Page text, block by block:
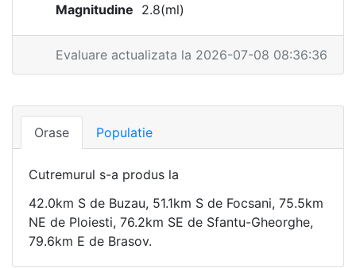
Magnitudine 2.8(ml)
Evaluare actualizata la 2026-07-08 08:36:36
Orase Populatie
Cutremurul s-a produs la
42.0km S de Buzau, 51.1km S de Focsani, 75.5km
NE de Ploiesti, 76.2km SE de Sfantu-Gheorghe,
79.6km E de Brasov.